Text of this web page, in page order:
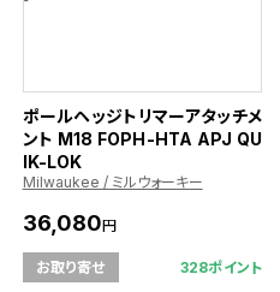
ポールヘッジトリマーアタッチメ
ント M18 FOPH-HTA APJ QU
IK-LOK
Milwaukee / ミルウォーキー
36,080円
お取り寄せ 328ポイント